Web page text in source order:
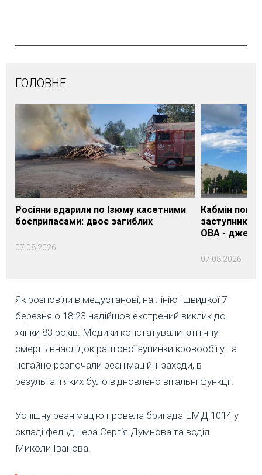
ГОЛОВНЕ
Росіяни вдарили по Ізюму касетними
боєприпасами: двоє загиблих
07.08.2026
Кабмін
заступника
ОВА -
07.08.2026
Як розповіли в медустанові, на лінію "швидкої 7
березня о 18:23 надійшов екстрений виклик до
жінки 83 років. Медики констатували клінічну
смерть внаслідок раптової зупинки кровообігу та
негайно розпочали реанімаційні заходи, в
результаті яких було відновлено вітальні функції.
Успішну реанімацію провела бригада ЕМД 1014 у
складі фельдшера Сергія Думнова та водія
Миколи Іванова.